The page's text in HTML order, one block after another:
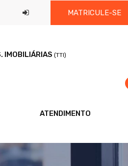
MATRICULE-SE
IMOBILIÁRIAS (TTI)
ATENDIMENTO